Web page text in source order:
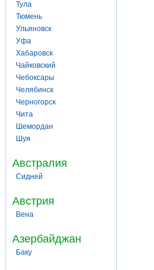
Тула
Тюмень
Ульяновск
Уфа
Хабаровск
Чайковский
Чебоксары
Челябинск
Черногорск
Чита
Шемордан
Шуя
Австралия
Сидней
Австрия
Вена
Азербайджан
Баку